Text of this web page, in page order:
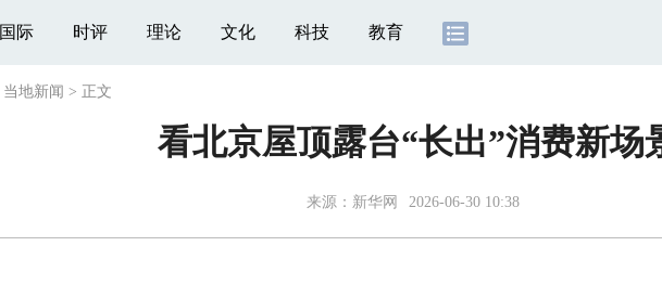
国际 时评 理论 文化 科技 教育
当地新闻 > 正文
看北京屋顶露台“长出”消费新场
来源： 新华网 2026-06-30 10:38